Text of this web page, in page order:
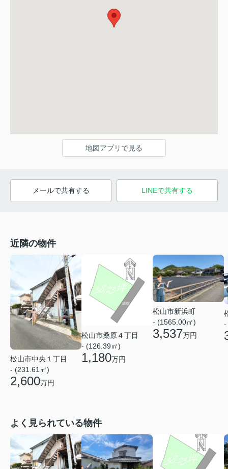
地図アプリで見る
メールで共有する LINEで共有する
近隣の物件
松山市中央１丁目
- (231.61㎡)
2,600万円
松山市桑原４丁目
- (126.39㎡)
1,180万円
松山市新浜町
- (1565.00㎡)
3,537万円
-
よく見られている物件